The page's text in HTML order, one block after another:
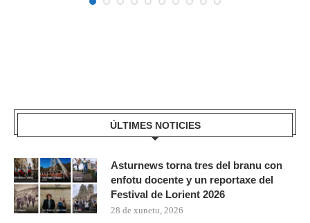
ÚLTIMES NOTICIES
Asturnews torna tres del branu con
enfotu docente y un reportaxe del
Festival de Lorient 2026
28 de xunetu, 2026